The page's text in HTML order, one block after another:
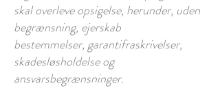
skal overleve opsigelse, herunder, uden
begrænsning, ejerskab
bestemmelser, garantifraskrivelser,
skadesløsholdelse og
ansvarsbegrænsninger.